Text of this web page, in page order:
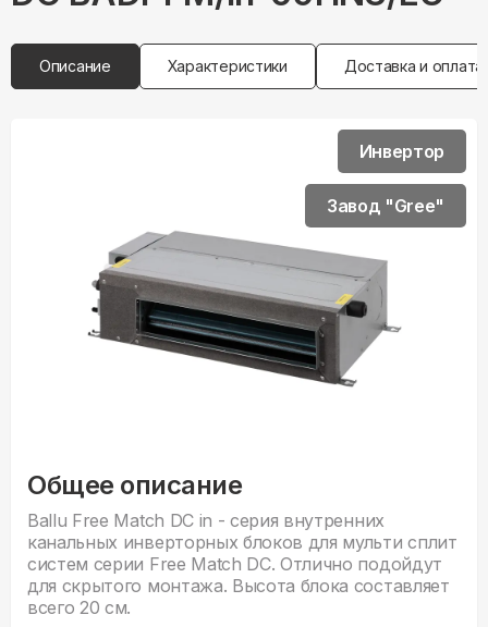
Описание Характеристики Доставка и оплата
Общее описание
Ballu Free Match DC in - серия внутренних
канальных инверторных блоков для мульти сплит
систем серии Free Match DC. Отлично подойдут
для скрытого монтажа. Высота блока составляет
всего 20 см.
Инвертор
Завод "Gree"